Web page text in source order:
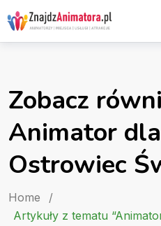
Skip
to
content
Zobacz
Animator
Ostrowiec
Home
/
Artykuły z tematu